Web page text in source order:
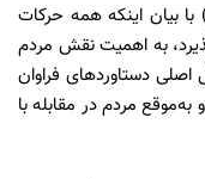
با بیان اینکه همه حرکات
به اهمیت نقش مردم
دستاوردهای فراوان
مردم در مقابله با